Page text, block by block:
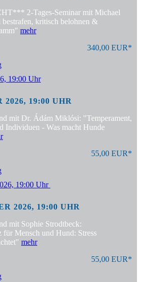
2-Tages-Seminar mit Michael
kritisch belohnen &
mehr
340,00 EUR*
2026, 19:00 UHR
mit Dr. Ádám Miklósi: "Temperament,
Individuen - Was macht Hunde
55,00 EUR*
2026, 19:00 UHR
mit Sophie Strodtbeck:
für Mensch und Hund: Stress
mehr
55,00 EUR*